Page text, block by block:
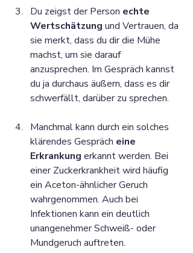
Du zeigst der Person echte
Wertschätzung und Vertrauen, da
sie merkt, dass du dir die Mühe
machst, um sie darauf
anzusprechen. Im Gespräch kannst
du ja durchaus äußern, dass es dir
schwerfällt, darüber zu sprechen.
Manchmal kann durch ein solches
klärendes Gespräch eine
Erkrankung erkannt werden. Bei
einer Zuckerkrankheit wird häufig
ein Aceton-ähnlicher Geruch
wahrgenommen. Auch bei
Infektionen kann ein deutlich
unangenehmer Schweiß- oder
Mundgeruch auftreten.